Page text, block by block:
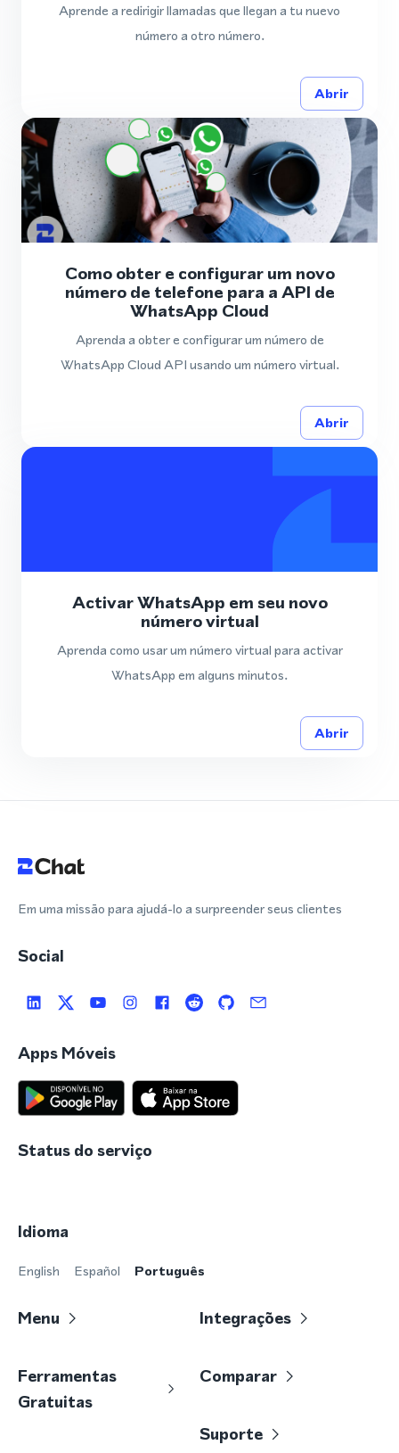
Aprende a redirigir llamadas que llegan a tu nuevo
número a otro número.
Abrir
Como obter e configurar um novo
número de telefone para a API de
WhatsApp Cloud
Aprenda a obter e configurar um número de
WhatsApp Cloud API usando um número virtual.
Abrir
Activar WhatsApp em seu novo
número virtual
Aprenda como usar um número virtual para activar
WhatsApp em alguns minutos.
Abrir
Em uma missão para ajudá-lo a surpreender seus clientes
Social
Apps Móveis
Status do serviço
Idioma
English Español Português
Menu Integrações
Ferramentas
Gratuitas
Comparar
Suporte